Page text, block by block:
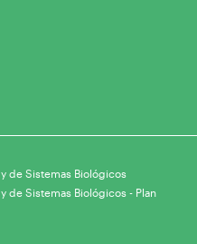
de Sistemas Biológicos
de Sistemas Biológicos - Plan